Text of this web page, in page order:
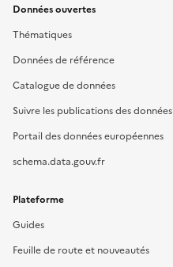
Données ouvertes
Thématiques
Données de référence
Catalogue de données
Suivre les publications des données
Portail des données européennes
schema.data.gouv.fr
Plateforme
Guides
Feuille de route et nouveautés